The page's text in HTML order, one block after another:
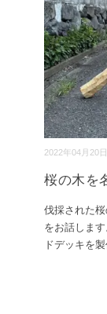
2022年04月20
桜の木を
伐採された
をお話しま
ドデッキを